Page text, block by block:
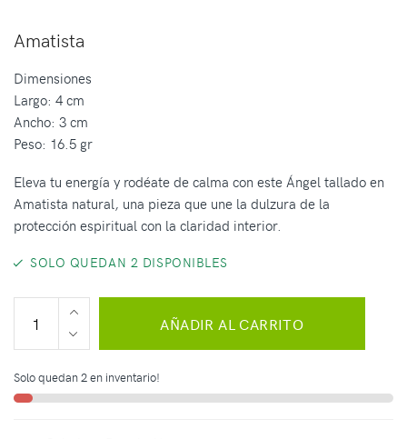
Amatista
Dimensiones
Largo: 4 cm
Ancho: 3 cm
Peso: 16.5 gr
Eleva tu energía y rodéate de calma con este Ángel tallado en
Amatista natural, una pieza que une la dulzura de la
protección espiritual con la claridad interior.
SOLO QUEDAN 2 DISPONIBLES
AÑADIR AL CARRITO
Solo quedan 2 en inventario!